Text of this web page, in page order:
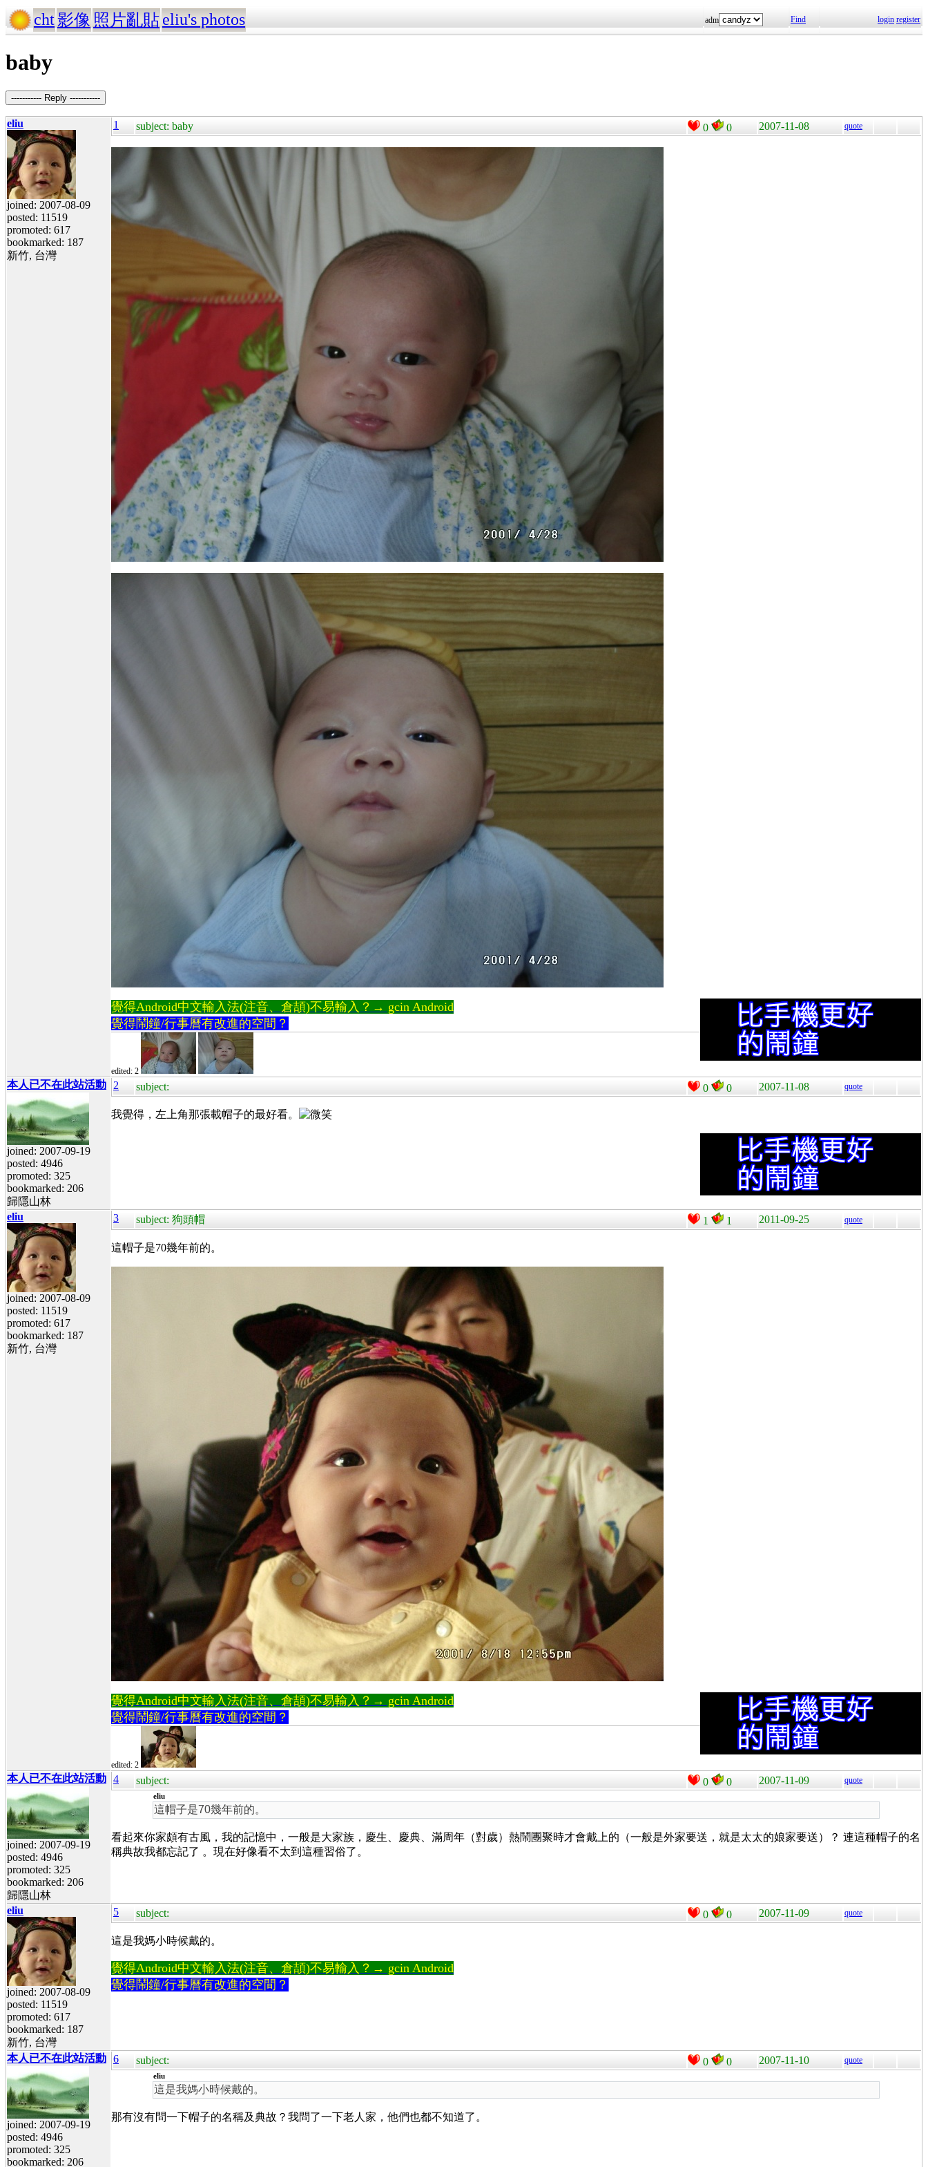
cht影像 照片亂貼eliu's photos adm Find login register
baby
----------- Reply -----------
eliu
joined: 2007-08-09
posted: 11519
promoted: 617
bookmarked: 187
新竹, 台灣
1 subject: baby 0 0 2007-11-08 quote
覺得Android中文輸入法(注音、倉頡)不易輸入？→ gcin Android
覺得鬧鐘/行事曆有改進的空間？
edited: 2
本人已不在此站活動
joined: 2007-09-19
posted: 4946
promoted: 325
bookmarked: 206
歸隱山林
2 subject: 0 0 2007-11-08 quote
我覺得，左上角那張載帽子的最好看。
eliu
joined: 2007-08-09
posted: 11519
promoted: 617
bookmarked: 187
新竹, 台灣
3 subject: 狗頭帽 1 1 2011-09-25 quote
這帽子是70幾年前的。
覺得Android中文輸入法(注音、倉頡)不易輸入？→ gcin Android
覺得鬧鐘/行事曆有改進的空間？
edited: 2
本人已不在此站活動
joined: 2007-09-19
posted: 4946
promoted: 325
bookmarked: 206
歸隱山林
4 subject: 0 0 2007-11-09 quote
eliu
這帽子是70幾年前的。
看起來你家頗有古風，我的記憶中，一般是大家族，慶生、慶典、滿周年（對歲）熱鬧團聚時才會戴上的（一般是外家要送，就是太太的娘家要送）？ 連這種帽子的名
稱典故我都忘記了 。現在好像看不太到這種習俗了。
eliu
joined: 2007-08-09
posted: 11519
promoted: 617
bookmarked: 187
新竹, 台灣
5 subject: 0 0 2007-11-09 quote
這是我媽小時候戴的。
覺得Android中文輸入法(注音、倉頡)不易輸入？→ gcin Android
覺得鬧鐘/行事曆有改進的空間？
本人已不在此站活動
joined: 2007-09-19
posted: 4946
promoted: 325
bookmarked: 206
6 subject: 0 0 2007-11-10 quote
eliu
這是我媽小時候戴的。
那有沒有問一下帽子的名稱及典故？我問了一下老人家，他們也都不知道了。